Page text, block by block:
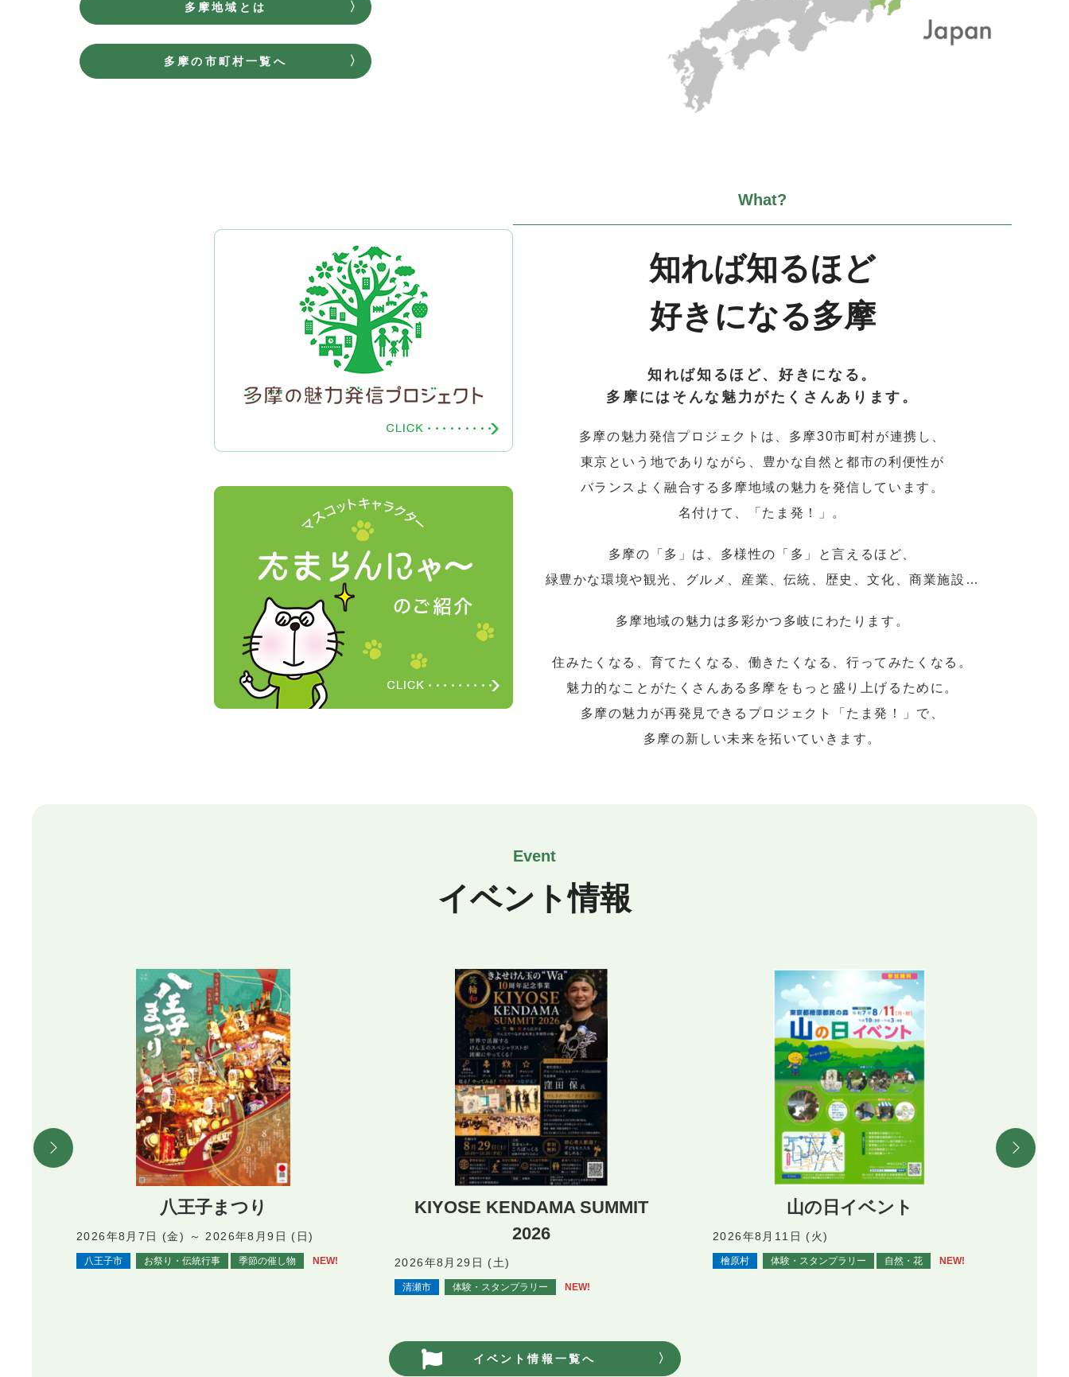
2026 3/23-2026 4/21 イベント情報を更新しました
2026年03月11日
2026 3/12-2026 4/6 イベント情報を更新しました
多摩地域とは
多摩の市町村一覧へ
知れば知るほど
好きになる多摩
知れば知るほど、好きになる。
多摩にはそんな魅力がたくさんあります。
多摩の魅力発信プロジェクトは、 多摩30市町村が連携し、
東京という地でありながら、 豊かな自然と都市の利便性が
バランスよく融合する多摩地域の魅力を発信しています。
名付けて、「たま発！」。
多摩の「多」は、多様性の「多」と言えるほど、
緑豊かな環境や観光、グルメ、産業、 伝統、歴史、文化、商業施設…
多摩地域の魅力は多彩かつ多岐にわたります。
住みたくなる、育てたくなる、 働きたくなる、行ってみたくなる。
魅力的なことがたくさんある多摩を もっと盛り上げるために。
多摩の魅力が再発見できるプロジェクト
「たま発！」で、
多摩の新しい未来を拓いていきます。
イベント情報
八王子まつり
2026年8月7日 (金) ～ 2026年8月9日 (日)
八王子市 お祭り・伝統行事 季節の催し物 NEW!
KIYOSE KENDAMA SUMMIT
2026
2026年8月29日 (土)
清瀬市 体験・スタンプラリー NEW!
山の日イベント
2026年8月11日 (火)
檜原村 体験・スタンプラリー 自然・花 NEW!
イベント情報一覧へ